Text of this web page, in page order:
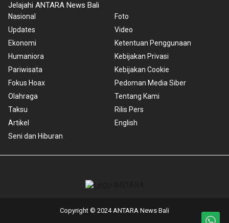
Jelajahi ANTARA News Bali
Nasional
Updates
Ekonomi
Humaniora
Pariwisata
Fokus Hoax
Olahraga
Taksu
Artikel
Seni dan Hiburan
Foto
Video
Ketentuan Penggunaan
Kebijakan Privasi
Kebijakan Cookie
Pedoman Media Siber
Tentang Kami
Rilis Pers
English
Copyright © 2024 ANTARA News Bali